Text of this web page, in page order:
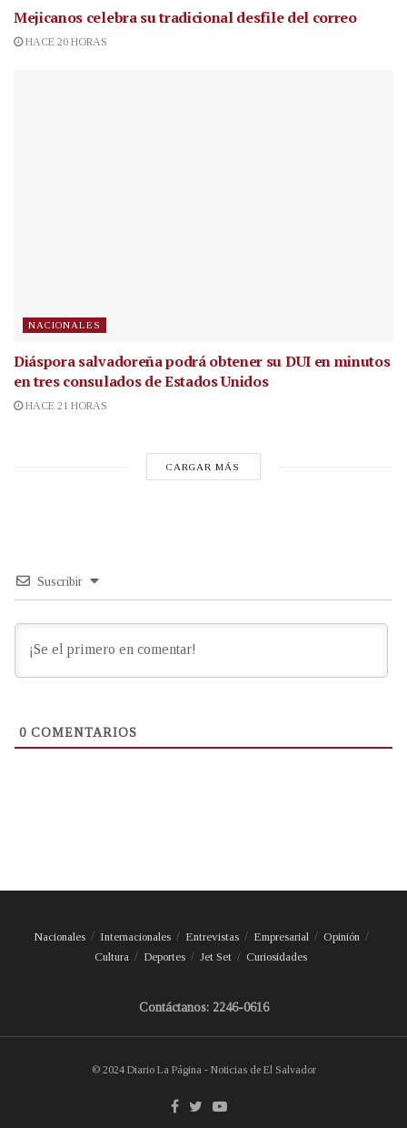
Mejicanos celebra su tradicional desfile del correo
HACE 20 HORAS
NACIONALES
Diáspora salvadoreña podrá obtener su DUI en minutos
en tres consulados de Estados Unidos
HACE 21 HORAS
CARGAR MÁS
Suscribir
0 COMENTARIOS
Nacionales Internacionales Entrevistas Empresarial
Opinión
Cultura
Deportes Jet Set Curiosidades
Contáctanos: 2246-0616
© 2024 Diario La Página - Noticias de El Salvador